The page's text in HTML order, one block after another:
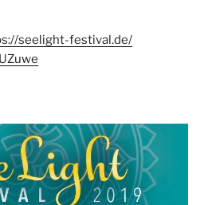
seelight-festival.de/